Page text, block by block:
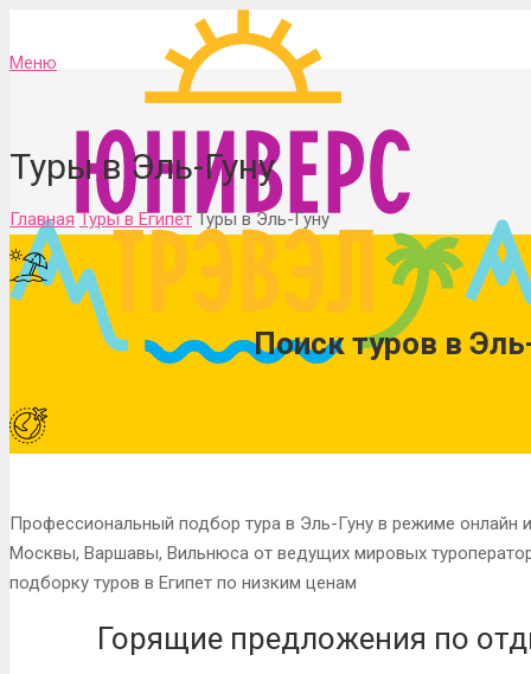
Меню
Туры в Эль-Гуну
Главная Туры в Египет Туры в Эль-Гуну
Поиск туров в
Профессиональный подбор тура в Эль-Гуну в режиме онлайн
Москвы, Варшавы, Вильнюса от ведущих мировых
подборку туров в Египет по низким ценам
Горящие предложения по